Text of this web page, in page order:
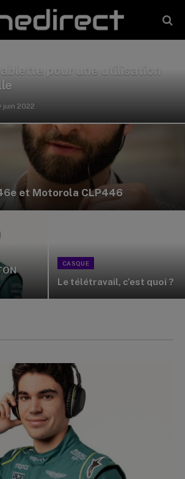
pour une utilisation
juin 2022
et Motorola CLP446
CASQUE
Le télétravail, c’est quoi ?